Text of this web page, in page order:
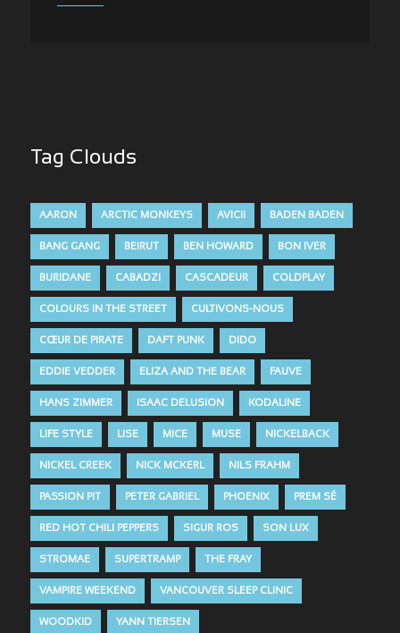
Tag Clouds
AARON ARCTIC MONKEYS AVICII BADEN BADEN
BANG GANG BEIRUT BEN HOWARD BON IVER
BURIDANE CABADZI CASCADEUR COLDPLAY
COLOURS IN THE STREET CULTIVONS-NOUS
CŒUR DE PIRATE DAFT PUNK DIDO
EDDIE VEDDER ELIZA AND THE BEAR FAUVE
HANS ZIMMER ISAAC DELUSION KODALINE
LIFE STYLE LISE MICE MUSE NICKELBACK
NICKEL CREEK NICK MCKERL NILS FRAHM
PASSION PIT PETER GABRIEL PHOENIX PREM SÉ
RED HOT CHILI PEPPERS SIGUR ROS SON LUX
STROMAE SUPERTRAMP THE FRAY
VAMPIRE WEEKEND VANCOUVER SLEEP CLINIC
WOODKID YANN TIERSEN